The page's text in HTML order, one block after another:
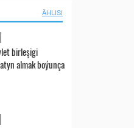
ÄHLISI
birleşigi
almak boýunça